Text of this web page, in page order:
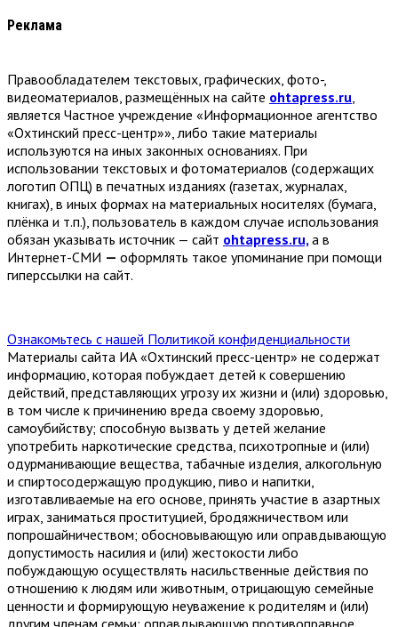
Реклама
Правообладателем текстовых, графических, фото-,
видеоматериалов, размещённых на сайте ohtapress.ru
является Частное учреждение «Информационное агентство
«Охтинский пресс-центр»», либо такие материалы
используются на иных законных основаниях. При
использовании текстовых и фотоматериалов (содержащих
логотип ОПЦ) в печатных изданиях (газетах, журналах,
книгах), в иных формах на материальных носителях (бумага,
плёнка и т.п.), пользователь в каждом случае использования
обязан указывать источник — сайт ohtapress.ru, а в
Интернет-СМИ — оформлять такое упоминание при помощи
гиперссылки на сайт.
Ознакомьтесь с нашей Политикой конфиденциальности
Материалы сайта ИА «Охтинский пресс-центр» не содержат
информацию, которая побуждает детей к совершению
действий, представляющих угрозу их жизни и (или) здоровью,
в том числе к причинению вреда своему здоровью,
самоубийству; способную вызвать у детей желание
употребить наркотические средства, психотропные и (или)
одурманивающие вещества, табачные изделия, алкогольную
и спиртосодержащую продукцию, пиво и напитки,
изготавливаемые на его основе, принять участие в азартных
играх, заниматься проституцией, бродяжничеством или
попрошайничеством; обосновывающую или оправдывающую
допустимость насилия и (или) жестокости либо
побуждающую осуществлять насильственные действия по
отношению к людям или животным, отрицающую семейные
ценности и формирующую неуважение к родителям и (или)
другим членам семьи; оправдывающую противоправное